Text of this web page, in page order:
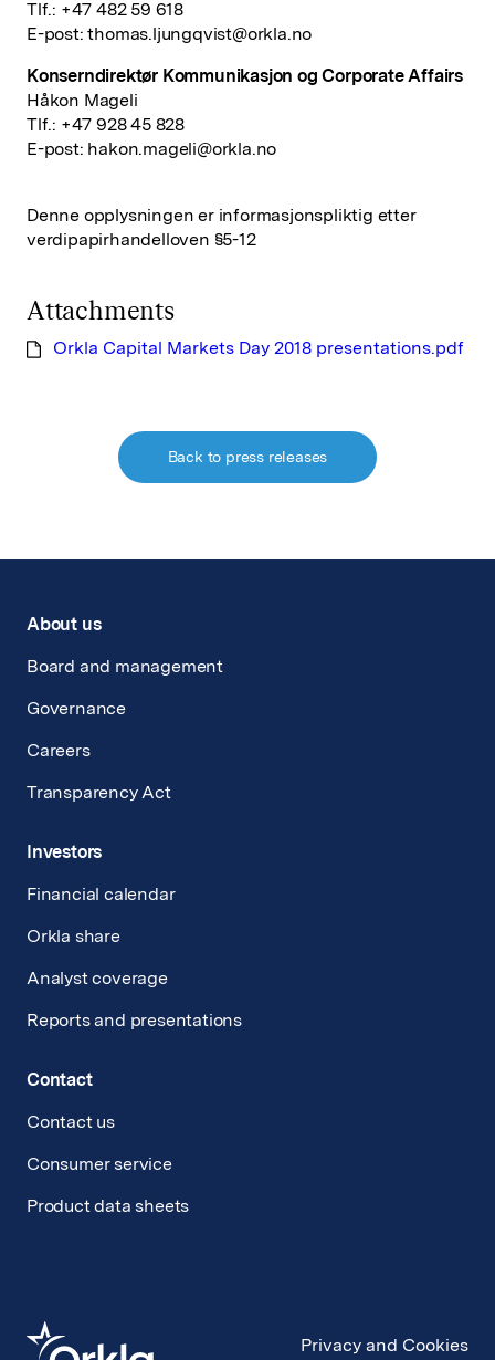
Tlf.: +47 482 59 618
E-post:thomas.ljungqvist@orkla.no
Konserndirektør Kommunikasjon og Corporate Affairs
Håkon Mageli
Tlf.: +47 928 45 828
E-post: hakon.mageli@orkla.no
Denne opplysningen er informasjonspliktig etter
verdipapirhandelloven §5-12
Attachments
Orkla Capital Markets Day 2018 presentations.pdf
Back to press releases
About us
Board and management
Governance
Careers
Transparency Act
Investors
Financial calendar
Orkla share
Analyst coverage
Reports and presentations
Contact
Contact us
Consumer service
Product data sheets
Privacy and Cookies